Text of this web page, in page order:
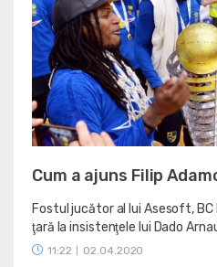
Cum a ajuns Filip
Fostul jucător al lui Asesoft, BC
ţară la insistenţele lui Dado
11:22 02.04.2020